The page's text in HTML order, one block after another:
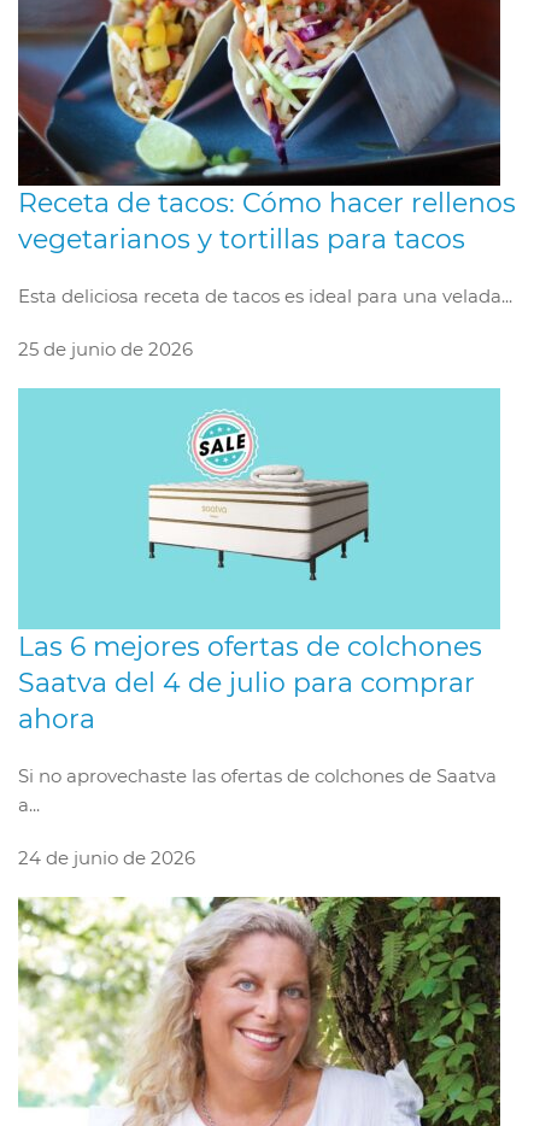
Receta de tacos: Cómo hacer rellenos
vegetarianos y tortillas para tacos
Esta deliciosa receta de tacos es ideal para una velada...
25 de junio de 2026
Las 6 mejores ofertas de colchones
Saatva del 4 de julio para comprar
ahora
Si no aprovechaste las ofertas de colchones de Saatva
a...
24 de junio de 2026